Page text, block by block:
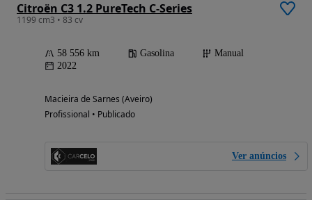
Citroën C3 1.2 PureTech C-Series
1199 cm3 • 83 cv
58 556 km Gasolina
Manual
2022
Macieira de Sarnes (Aveiro)
Profissional • Publicado
Ver anúncios